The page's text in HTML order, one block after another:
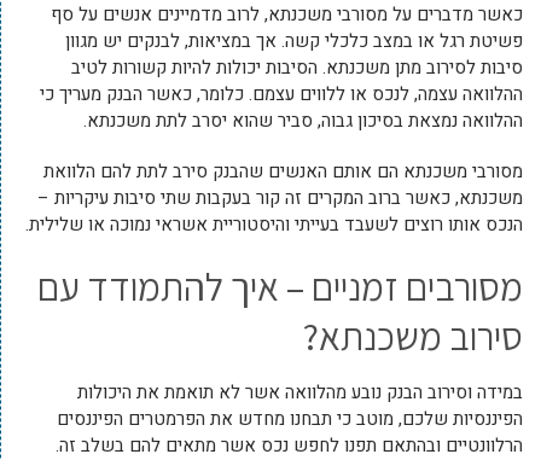
כאשר מדברים על מסורבי משכנתא, לרוב מדמיינים אנשים על סף
פשיטת רגל או במצב כלכלי קשה. אך במציאות, לבנקים יש מגוון
סיבות לסירוב מתן משכנתא. הסיבות יכולות להיות קשורות לטיב
ההלוואה עצמה, לנכס או ללווים עצמם. כלומר, כאשר הבנק מעריך כי
ההלוואה נמצאת בסיכון גבוה, סביר שהוא יסרב לתת משכנתא.
מסורבי משכנתא הם אותם האנשים שהבנק סירב לתת להם הלוואת
משכנתא, כאשר ברוב המקרים זה קור בעקבות שתי סיבות עיקריות –
הנכס אותו רוצים לשעבד בעייתי והיסטוריית אשראי נמוכה או שלילית.
מסורבים זמניים – איך להתמודד עם
סירוב משכנתא?
במידה וסירוב הבנק נובע מהלוואה אשר לא תואמת את היכולות
הפיננסיות שלכם, מוטב כי תבחנו מחדש את הפרמטרים הפיננסים
הרלוונטיים ובהתאם תפנו לחפש נכס אשר מתאים להם בשלב זה.